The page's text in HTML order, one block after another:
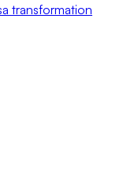
transformation